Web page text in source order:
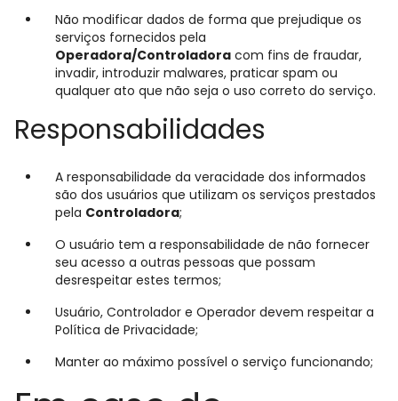
Não modificar dados de forma que prejudique os
serviços fornecidos pela
Operadora/Controladora com fins de fraudar,
invadir, introduzir malwares, praticar spam ou
qualquer ato que não seja o uso correto do serviço.
Responsabilidades
A responsabilidade da veracidade dos informados
são dos usuários que utilizam os serviços prestados
pela Controladora;
O usuário tem a responsabilidade de não fornecer
seu acesso a outras pessoas que possam
desrespeitar estes termos;
Usuário, Controlador e Operador devem respeitar a
Política de Privacidade;
Manter ao máximo possível o serviço funcionando;